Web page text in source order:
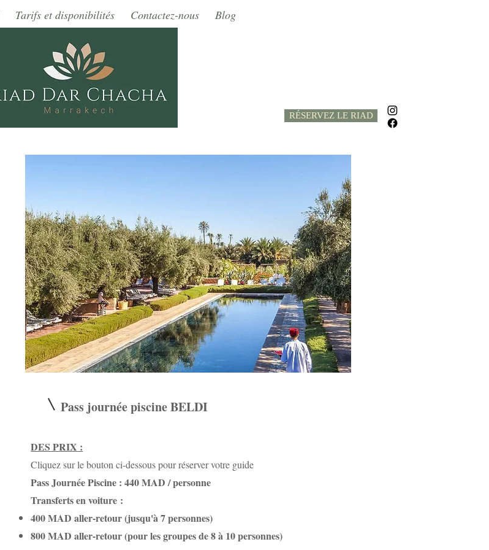
Tarifs et disponibilités Contactez-nous Blog
RÉSERVEZ LE RIAD
Pass journée piscine BELDI
DES PRIX :
Cliquez sur le bouton ci-dessous pour réserver votre guide
Pass Journée Piscine : 440 MAD / personne
Transferts en voiture :
400 MAD aller-retour (jusqu'à 7 personnes)
800 MAD aller-retour (pour les groupes de 8 à 10 personnes)